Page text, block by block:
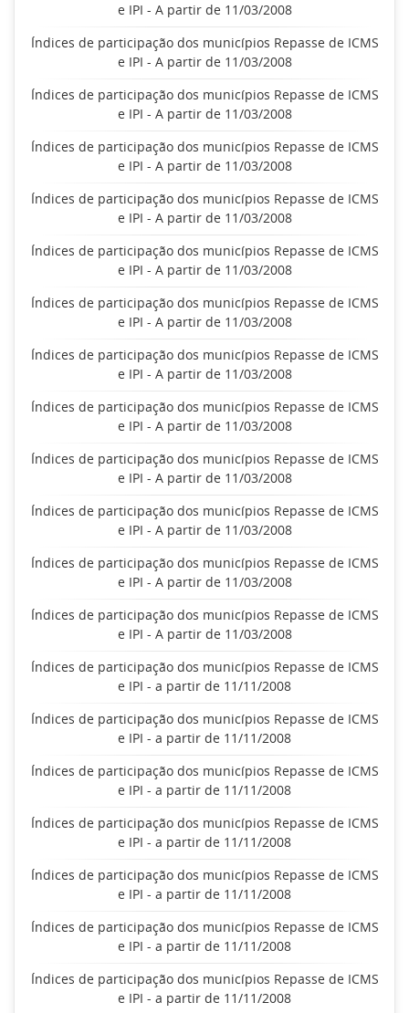
e IPI - A partir de 11/03/2008
Índices de participação dos municípios Repasse de ICMS
e IPI - A partir de 11/03/2008
Índices de participação dos municípios Repasse de ICMS
e IPI - A partir de 11/03/2008
Índices de participação dos municípios Repasse de ICMS
e IPI - A partir de 11/03/2008
Índices de participação dos municípios Repasse de ICMS
e IPI - A partir de 11/03/2008
Índices de participação dos municípios Repasse de ICMS
e IPI - A partir de 11/03/2008
Índices de participação dos municípios Repasse de ICMS
e IPI - A partir de 11/03/2008
Índices de participação dos municípios Repasse de ICMS
e IPI - A partir de 11/03/2008
Índices de participação dos municípios Repasse de ICMS
e IPI - A partir de 11/03/2008
Índices de participação dos municípios Repasse de ICMS
e IPI - A partir de 11/03/2008
Índices de participação dos municípios Repasse de ICMS
e IPI - A partir de 11/03/2008
Índices de participação dos municípios Repasse de ICMS
e IPI - A partir de 11/03/2008
Índices de participação dos municípios Repasse de ICMS
e IPI - A partir de 11/03/2008
Índices de participação dos municípios Repasse de ICMS
e IPI - a partir de 11/11/2008
Índices de participação dos municípios Repasse de ICMS
e IPI - a partir de 11/11/2008
Índices de participação dos municípios Repasse de ICMS
e IPI - a partir de 11/11/2008
Índices de participação dos municípios Repasse de ICMS
e IPI - a partir de 11/11/2008
Índices de participação dos municípios Repasse de ICMS
e IPI - a partir de 11/11/2008
Índices de participação dos municípios Repasse de ICMS
e IPI - a partir de 11/11/2008
Índices de participação dos municípios Repasse de ICMS
e IPI - a partir de 11/11/2008